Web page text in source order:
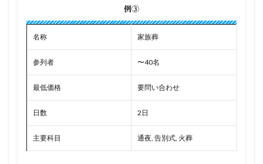
例③
名称 家族葬
参列者 〜40名
最低価格 要問い合わせ
日数 2日
主要科目 通夜, 告別式, 火葬